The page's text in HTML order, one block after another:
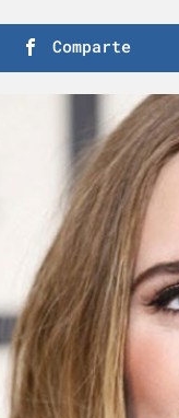
Comparte